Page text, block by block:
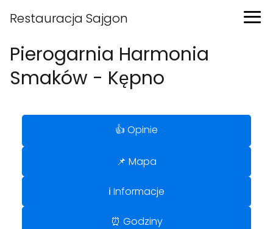
Restauracja Sajgon
Pierogarnia Harmonia
Smaków - Kępno
👍 Opinie
📌 Mapa
ℹ️ Informacje
⏰ Godziny